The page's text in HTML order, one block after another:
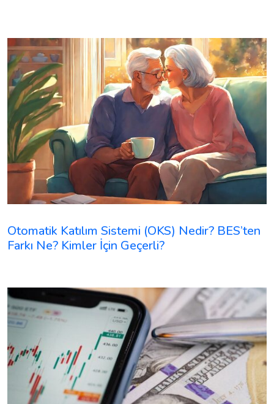
Otomatik Katılım Sistemi (OKS) Nedir? BES’ten
Farkı Ne? Kimler İçin Geçerli?